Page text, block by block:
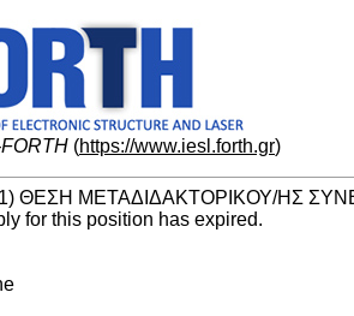
(https://www.iesl.forth.gr)
(1) ΘΕΣΗ ΜΕΤΑΔΙΔΑΚΤΟΡΙΚΟΥ/ΗΣ
for this position has expired.